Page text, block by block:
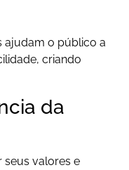
ajudam o público a
criando
da
seus valores e